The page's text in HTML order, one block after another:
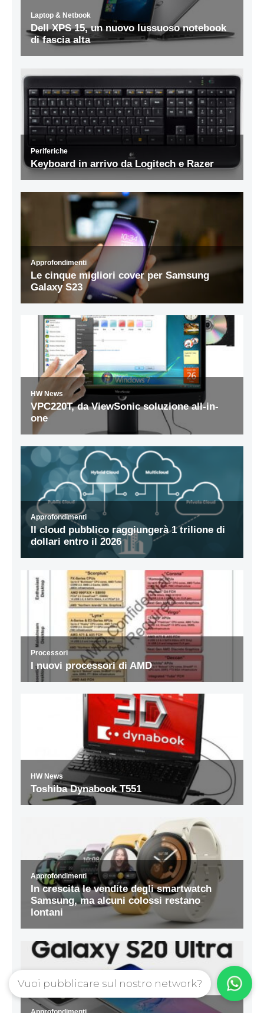
Vuoi pubblicare sul nostro network?